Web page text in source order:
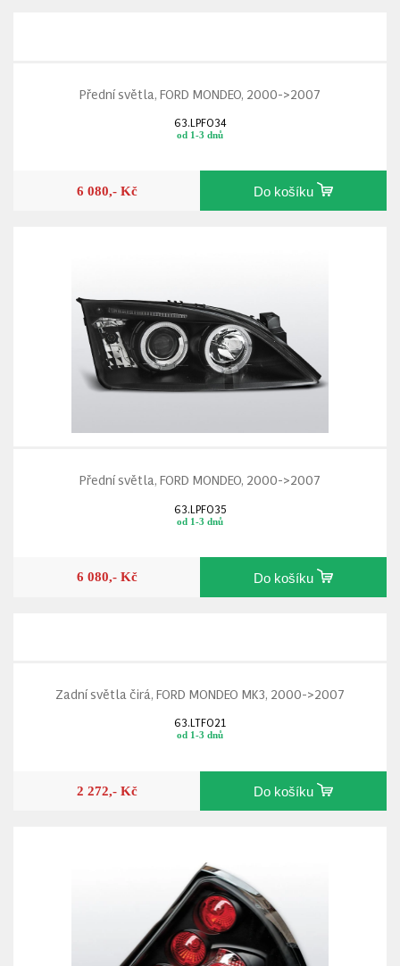
Přední světla, FORD MONDEO, 2000->2007
63.LPFO34
od 1-3 dnů
6 080,- Kč Do košíku
Přední světla, FORD MONDEO, 2000->2007
63.LPFO35
od 1-3 dnů
6 080,- Kč Do košíku
Zadní světla čirá, FORD MONDEO MK3, 2000->2007
63.LTFO21
od 1-3 dnů
2 272,- Kč Do košíku